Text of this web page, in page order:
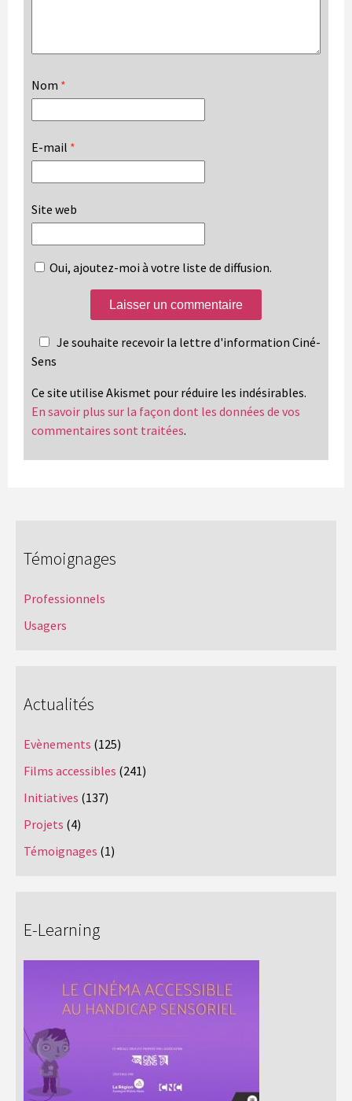
Nom *
E-mail *
Site web
Oui, ajoutez-moi à votre liste de diffusion.
Je souhaite recevoir la lettre d'information Ciné-
Sens
Ce site utilise Akismet pour réduire les indésirables.
En savoir plus sur la façon dont les données de vos
commentaires sont traitées.
Témoignages
Professionnels
Usagers
Actualités
Evènements (125)
Films accessibles (241)
Initiatives (137)
Projets (4)
Témoignages (1)
E-Learning